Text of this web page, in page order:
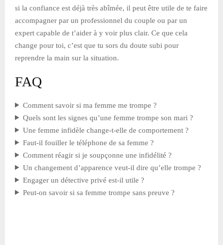
si la confiance est déjà très abîmée, il peut être utile de te faire
accompagner par un professionnel du couple ou par un
expert capable de t’aider à y voir plus clair. Ce que cela
change pour toi, c’est que tu sors du doute subi pour
reprendre la main sur la situation.
FAQ
Comment savoir si ma femme me trompe ?
Quels sont les signes qu’une femme trompe son mari ?
Une femme infidèle change-t-elle de comportement ?
Faut-il fouiller le téléphone de sa femme ?
Comment réagir si je soupçonne une infidélité ?
Un changement d’apparence veut-il dire qu’elle trompe ?
Engager un détective privé est-il utile ?
Peut-on savoir si sa femme trompe sans preuve ?